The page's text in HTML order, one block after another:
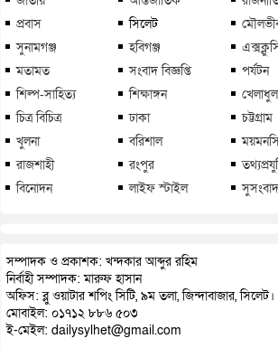
প্রবাস
সিলেট
সুনামগঞ্জ
হবিগঞ্জ
মতামত
সংবাদ বিজ্ঞপ্তি
পর্যটন
শিল্প-সাহিত্য
শিক্ষাঙ্গন
চিত্র বিচিত্র
ঢাকা
চট্টগ্রাম
খুলনা
বরিশাল
রাজশাহী
রংপুর
বিনোদন
লাইফ স্টাইল
সম্পাদক ও প্রকাশক: খন্দকার আব্দুর রহিম
নির্বাহী সম্পাদক: মারুফ হাসান
অফিস: ব্লু ওয়াটার শপিং সিটি, ৯ম তলা, জিন্দাবাজার, সিলেট।
মোবাইল: ০১৭১২ ৮৮৬ ৫০৩
ই-মেইল: dailysylhet@gmail.com